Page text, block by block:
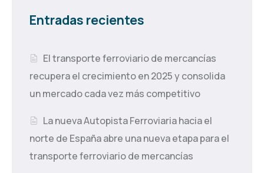
Entradas recientes
El transporte ferroviario de mercancías
recupera el crecimiento en 2025 y consolida
un mercado cada vez más competitivo
La nueva Autopista Ferroviaria hacia el
norte de España abre una nueva etapa para el
transporte ferroviario de mercancías